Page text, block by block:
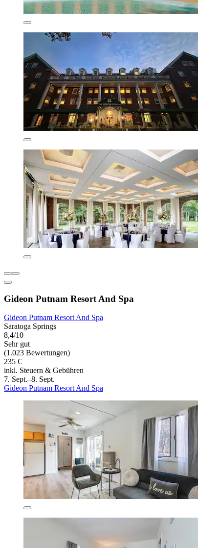
Gideon Putnam Resort And Spa
Gideon Putnam Resort And Spa
Saratoga Springs
8,4/10
Sehr gut
(1.023 Bewertungen)
235 €
inkl. Steuern & Gebühren
7. Sept.–8. Sept.
Gideon Putnam Resort And Spa